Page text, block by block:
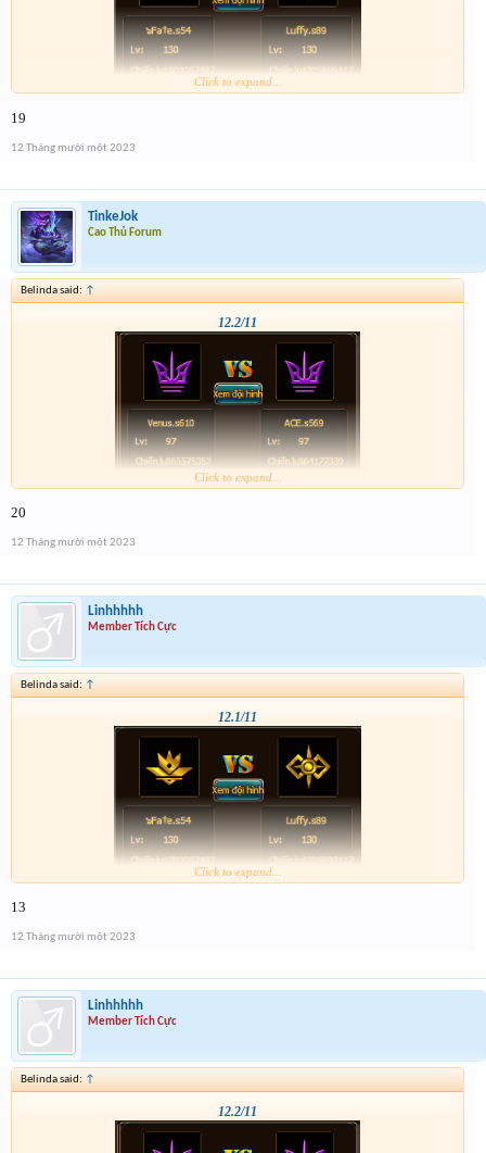
Click to expand...
19
12 Tháng mười một 2023
TinkeJok
Cao Thủ Forum
Belinda said: ↑
12.2/11
Click to expand...
20
12 Tháng mười một 2023
Linhhhhh
Member Tích Cực
Belinda said: ↑
12.1/11
Click to expand...
13
12 Tháng mười một 2023
Linhhhhh
Member Tích Cực
Belinda said: ↑
12.2/11